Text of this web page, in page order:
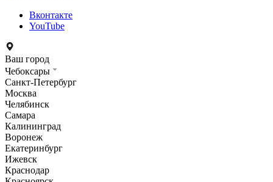
Вконтакте
YouTube
Ваш город
Чебоксары
Санкт-Петербург
Москва
Челябинск
Самара
Калининград
Воронеж
Екатеринбург
Ижевск
Краснодар